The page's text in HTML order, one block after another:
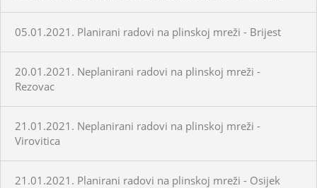
05.01.2021. Planirani radovi na plinskoj mreži - Brijest
20.01.2021. Neplanirani radovi na plinskoj mreži -
Rezovac
21.01.2021. Neplanirani radovi na plinskoj mreži -
Virovitica
21.01.2021. Planirani radovi na plinskoj mreži - Osijek